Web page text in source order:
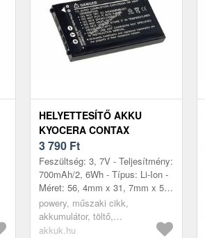
HELYETTESÍTŐ AKKU
KYOCERA CONTAX
SL300RT
3 790 Ft
Feszültség: 3, 7V - Teljesítmény:
700mAh/2, 6Wh - Típus: Li-Ion -
Méret: 56, 4mm x 31, 7mm x 5,
9mm
powery, műszaki cikk,
akkumulátor, töltő,
digitáliskamera akkumulátor
akkuk.hu